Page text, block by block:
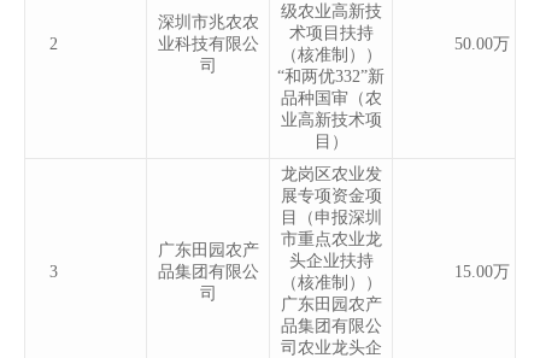
2
深圳市兆农农
业科技有限公
司
级农业高新技
术项目扶持
（核准制））
“和两优332”新
品种国审（农
业高新技术项
目）
50.00万
3
广东田园农产
品集团有限公
司
龙岗区农业发
展专项资金项
目（申报深圳
市重点农业龙
头企业扶持
（核准制））
广东田园农产
品集团有限公
司农业龙头企
15.00万